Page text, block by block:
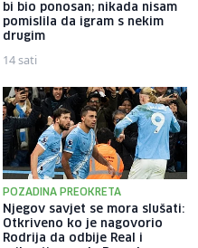
bi bio ponosan; nikada nisam
pomislila da igram s nekim
drugim
14 sati
POZADINA PREOKRETA
Njegov savjet se mora slušati:
Otkriveno ko je nagovorio
Rodrija da odbije Real i